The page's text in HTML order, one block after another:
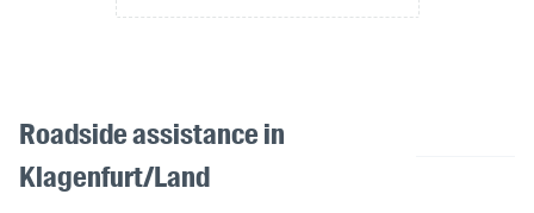
Roadside assistance in
Klagenfurt/Land